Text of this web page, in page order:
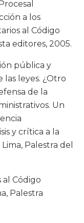
a los
al Código
editores, 2005.
pública y
leyes. ¿Otro
de la
Un
y crítica a la
Palestra del
al Código
Palestra